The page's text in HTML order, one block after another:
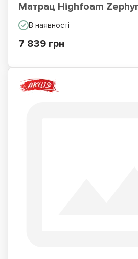
Матрац Highfoam
В наявності
7 839 грн